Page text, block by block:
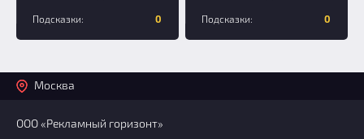
Подсказки: 0 Подсказки: 0
Москва
ООО «Рекламный горизонт»